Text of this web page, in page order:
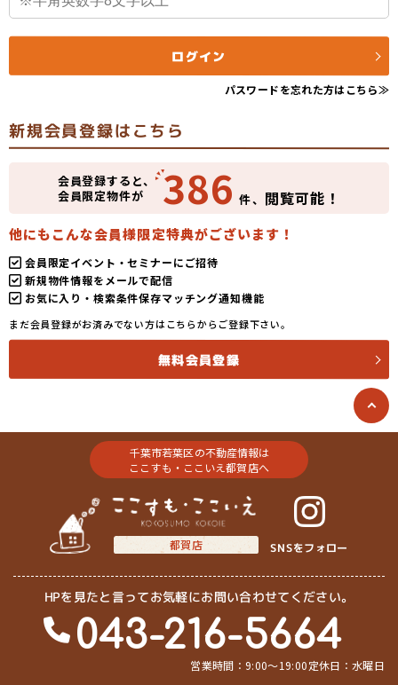
ログイン
パスワードを忘れた方はこちら≫
新規会員登録はこちら
会員登録すると、
会員限定物件が
386 件、 閲覧可能！
他にもこんな会員様限定特典がございます！
会員限定イベント・セミナーにご招待
新規物件情報をメールで配信
お気に入り・検索条件保存マッチング通知機能
まだ会員登録がお済みでない方はこちらからご登録下さい。
無料会員登録
千葉市若葉区の不動産情報は
ここすも・ここいえ都賀店へ
都賀店 SNSをフォロー
HPを見たと言ってお気軽にお問い合わせてください。
043-216-5664
営業時間：9:00〜19:00定休日：水曜日